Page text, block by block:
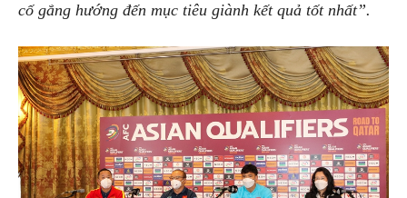
cố gắng hướng đến mục tiêu giành kết quả tốt nhất”.